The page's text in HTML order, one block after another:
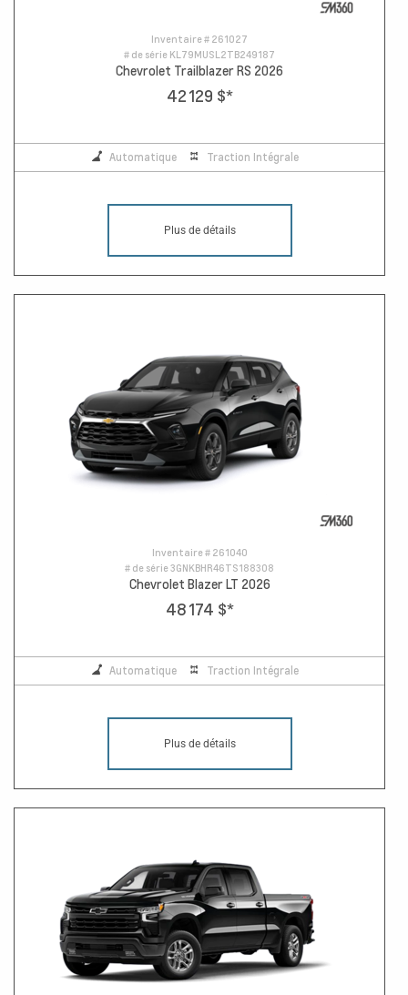
Inventaire # 261027
# de série KL79MUSL2TB249187
Chevrolet Trailblazer RS 2026
42 129 $*
Automatique Traction Intégrale
Plus de détails
Inventaire # 261040
# de série3GNKBHR46TS188308
Chevrolet Blazer LT 2026
48 174 $*
Automatique Traction Intégrale
Plus de détails